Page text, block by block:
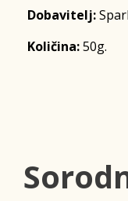
Dobavitelj:
Količina:50g.